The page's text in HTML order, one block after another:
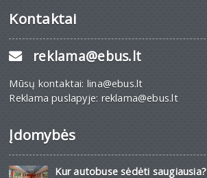
Kontaktai
reklama@ebus.lt
Mūsų kontaktai: lina@ebus.lt
Reklama puslapyje: reklama@ebus.lt
Įdomybės
Kur autobuse sėdėti saugiausia?